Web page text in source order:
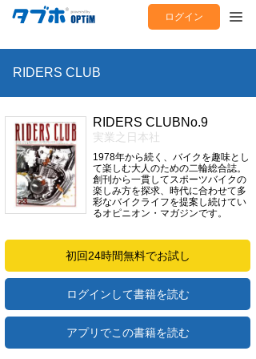
ログイン
RIDERS CLUB
RIDERS CLUBNo.9
実業之日本社
1978年から続く、バイクを趣味とし
て楽しむ大人のための二輪総合誌。
創刊から一貫してスポーツバイクの
楽しみ方を探求、時代に合わせて多
彩なバイクライフを提案し続けてい
るオピニオン・マガジンです。
初回24時間無料でお試し
ログインして書籍を読む
アプリでこの書籍を読む